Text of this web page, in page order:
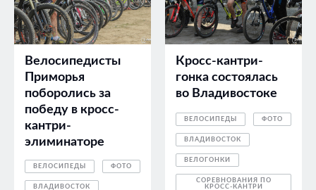
Велосипедисты
Приморья
поборолись за
победу в кросс-
кантри-
элиминаторе
ВЕЛОСИПЕДЫ ФОТО
ВЛАДИВОСТОК
Кросс-кантри-
гонка состоялась
во Владивостоке
ВЕЛОСИПЕДЫ ФОТО
ВЛАДИВОСТОК
ВЕЛОГОНКИ
СОРЕВНОВАНИЯ ПО
КРОСС-КАНТРИ